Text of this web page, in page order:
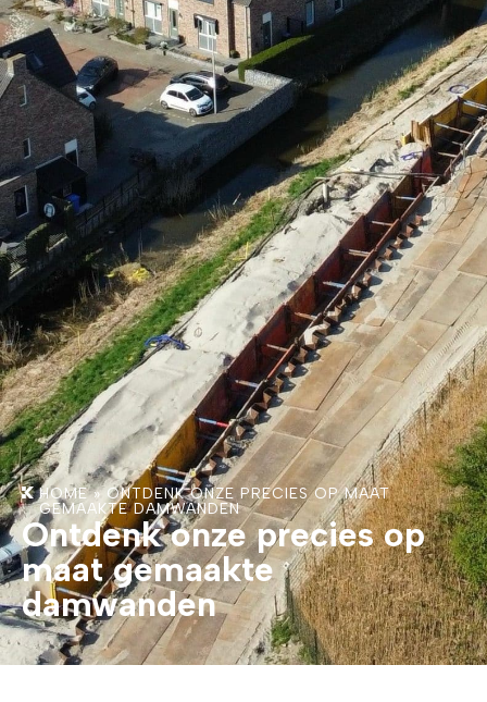
HOME»ONTDENK ONZE PRECIES OP MAAT
GEMAAKTE DAMWANDEN
Ontdenk onze precies op
maat gemaakte
damwanden